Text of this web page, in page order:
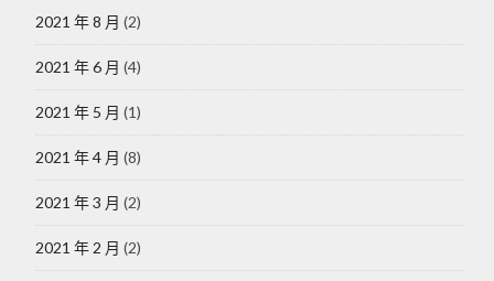
2021 年 8 月 (2)
2021 年 6 月 (4)
2021 年 5 月 (1)
2021 年 4 月 (8)
2021 年 3 月 (2)
2021 年 2 月 (2)